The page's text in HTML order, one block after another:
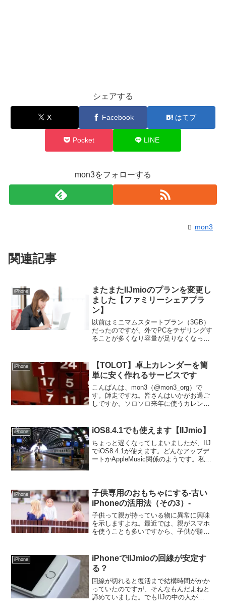
シェアする
X Facebook はてブ
Pocket LINE
mon3をフォローする
mon3
関連記事
iPhone
またまたIIJmioのプランを変更し
ました【ファミリーシェアプラ
ン】
以前はミニマムスタートプラン（3GB）
だったのですが、外でPCをテザリングす
ることが多くなり容量が足りなくなった
足りず今回は10GBのプラン（ファミリー
シェアプラン）に...
iPhone
【TOLOT】卓上カレンダーを簡
単に安く作れるサービスです
こんばんは、mon3（@mon3_org）で
す。師走ですね。皆さんはいかがお過ご
しですか。ソロソロ来年に使うカレンダ
ンダーが配布されていたので、貰ったも
のをそのまま使っ...
iPhone iOS8.4.1でも使えます【IIJmio】
ちょっと遅くなってしまいましたが、IIJ
でiOS8.4.1が使えます。どんなアップデ
ートかAppleMusic関係のようです。私は
す。...
iPhone
子供専用のおもちゃにする-古い
iPhoneの活用法（その3）-
子供って親が持っている物に異常に興味
を示しますよね。最近では、親がスマホ
を使うことも多いですから、子供が勝手
よう古いiPhoneの活用法を何回か記事に
してます。前...
iPhone
iPhoneでIIJmioの回線が安定す
る？
回線が切れると復活まで結構時間がかか
っていたのですが、そんなもんだよねと
諦めていました。でもIIJの中の人が